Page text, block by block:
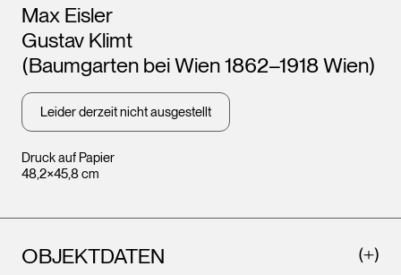
Druck auf Papier
48,2×45,8 cm
Künstler*innen
Max Eisler
Gustav Klimt
(Baumgarten bei Wien 1862–1918 Wien)
Leider derzeit nicht ausgestellt
OBJEKTDATEN